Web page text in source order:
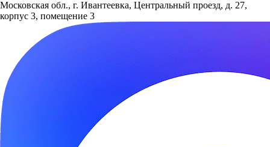
Московская обл., г. Ивантеевка, Центральный проезд, д. 27,
корпус 3, помещение 3